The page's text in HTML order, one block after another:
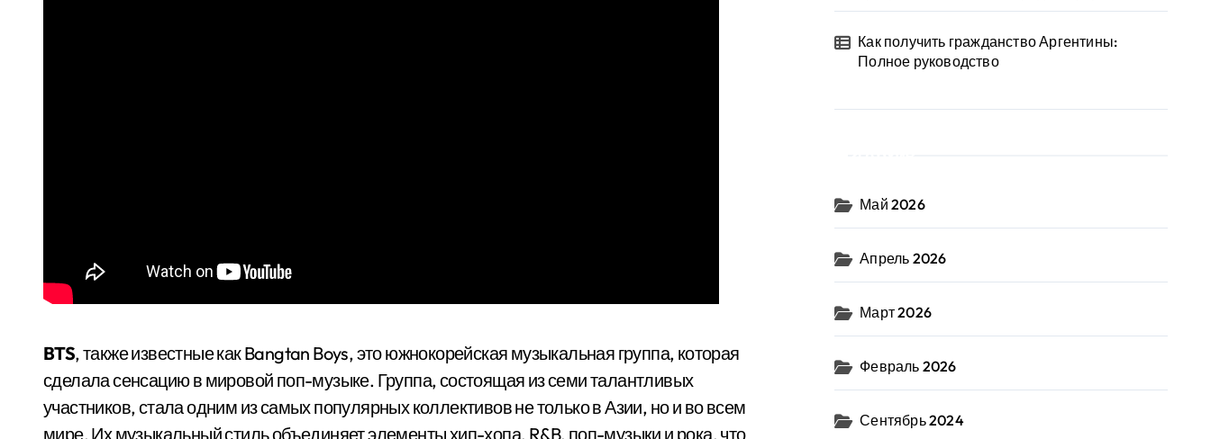
BTS, также известные как Bangtan Boys, это южнокорейская музыкальная группа, которая
сделала сенсацию в мировой поп-музыке. Группа, состоящая из семи талантливых
участников, стала одним из самых популярных коллективов не только в Азии, но и во всем
мире. Их музыкальный стиль объединяет элементы хип-хопа, R&B, поп-музыки и рока, что
Как получить гражданство Аргентины:
Полное руководство
Май 2026
Апрель 2026
Март 2026
Февраль 2026
Сентябрь 2024